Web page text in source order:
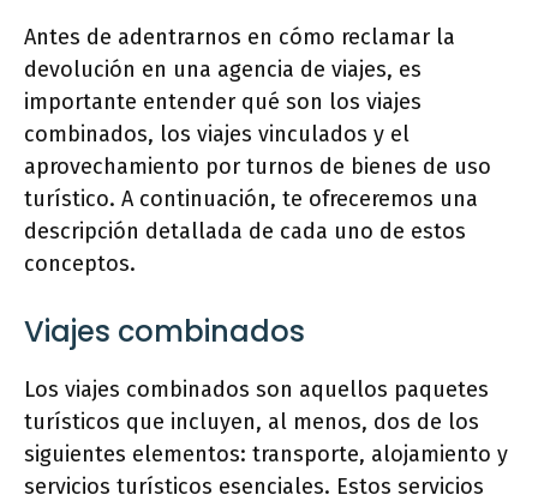
Antes de adentrarnos en cómo reclamar la
devolución en una agencia de viajes, es
importante entender qué son los viajes
combinados, los viajes vinculados y el
aprovechamiento por turnos de bienes de uso
turístico. A continuación, te ofreceremos una
descripción detallada de cada uno de estos
conceptos.
Viajes combinados
Los viajes combinados son aquellos paquetes
turísticos que incluyen, al menos, dos de los
siguientes elementos: transporte, alojamiento y
servicios turísticos esenciales. Estos servicios